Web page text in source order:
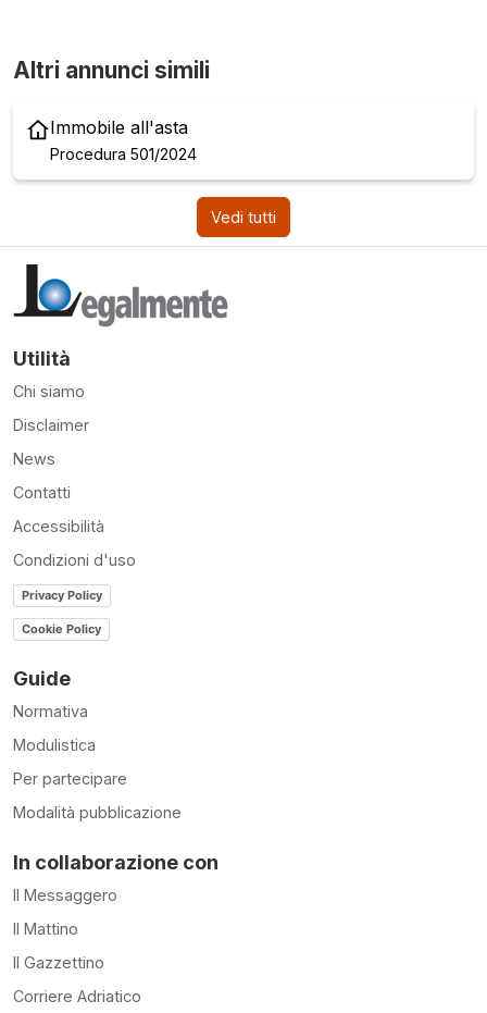
Altri annunci simili
Immobile all'asta
Procedura 501/2024
Vedi tutti
Utilità
Chi siamo
Disclaimer
News
Contatti
Accessibilità
Condizioni d'uso
Privacy Policy
Cookie Policy
Guide
Normativa
Modulistica
Per partecipare
Modalità pubblicazione
In collaborazione con
Il Messaggero
Il Mattino
Il Gazzettino
Corriere Adriatico